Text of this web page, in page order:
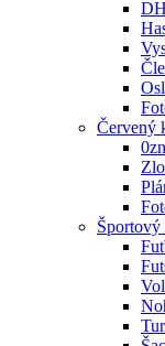
Červený